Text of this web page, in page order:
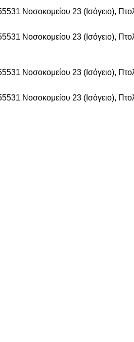
Νοσοκομείου 23 (Ισόγειο),
Νοσοκομείου 23 (Ισόγειο),
Νοσοκομείου 23 (Ισόγειο),
Νοσοκομείου 23 (Ισόγειο),